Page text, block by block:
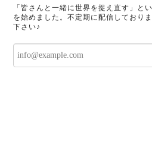
「皆さんと一緒に世界を捉え直す」と
を始めました。不定期に配信しており
下さい♪